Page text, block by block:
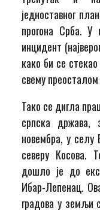
једноставног
прогона Срба. У
инцидент
како би се
свему
Тако се дигла
српска
новембра, у селу
северу Косова.
дошло је до
Ибар-Лепенац.
градова у земљи